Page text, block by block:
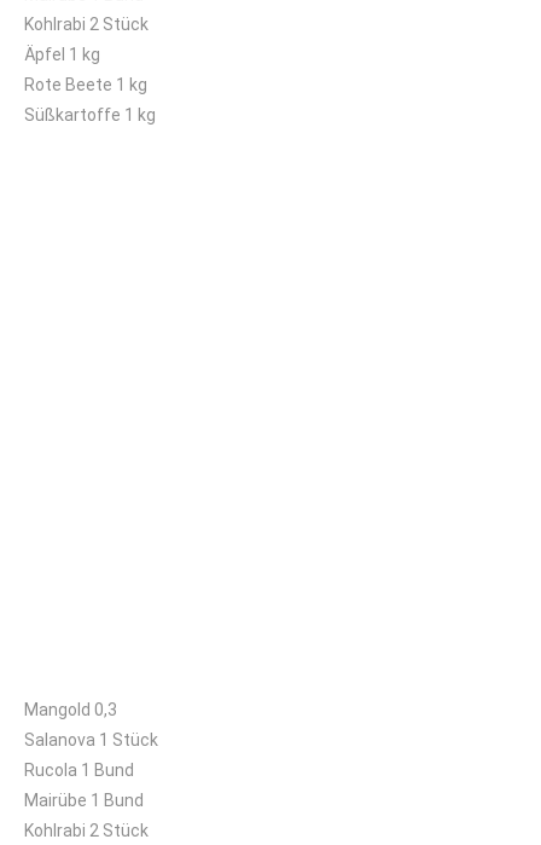
Kohlrabi 2 Stück
Äpfel 1 kg
Rote Beete 1 kg
Süßkartoffe 1 kg
Mangold 0,3
Salanova 1 Stück
Rucola 1 Bund
Mairübe 1 Bund
Kohlrabi 2 Stück